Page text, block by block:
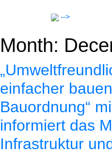
-->
Month:
einfacher
Bauordnung“
informiert das
Infrastruktur